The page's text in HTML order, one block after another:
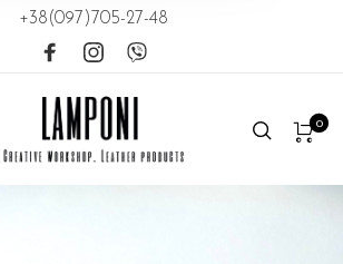
+38(097)705-27-48
0